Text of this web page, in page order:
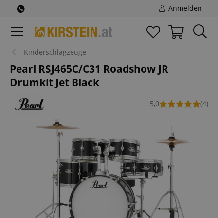
Anmelden
Kinderschlagzeuge
Pearl RSJ465C/C31 Roadshow JR
Drumkit Jet Black
5,0 (4)